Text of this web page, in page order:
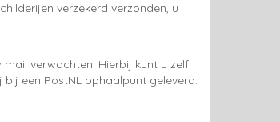
verzekerd verzonden, u
verwachten. Hierbij kunt u zelf
een PostNL ophaalpunt geleverd.